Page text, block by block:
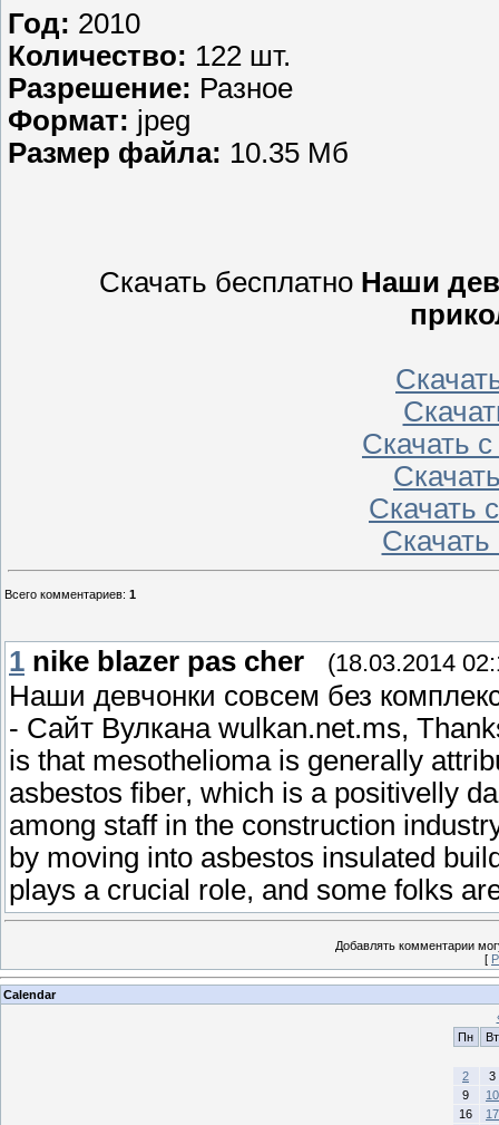
Год: 2010
Количество: 122 шт.
Разрешение: Разное
Формат: jpeg
Размер файла: 10.35 Мб
Скачать бесплатно Наши
Скачать с
Скачать
Всего комментариев: 1
1 nike blazer pas cher (18.03.2014
Наши девчонки совсем без
- Сайт Вулкана wulkan.net.ms,
is that mesothelioma is generally
asbestos fiber, which is a positivelly
among staff in the construction
by moving into asbestos insulated
plays a crucial role, and some folks
Добавлять комментарии
[
Calendar
Пн
Вт
2
3
9
10
16
17